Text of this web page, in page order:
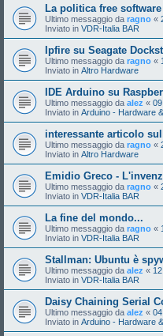
La politica free
Ultimo messaggio da ragno «
Inviato in VDR-Italia BAR
Ipfire su Seagate
Ultimo messaggio da ragno «
Inviato in Altro Hardware
IDE Arduino su
Ultimo messaggio da alez «
Inviato in Arduino - Hardware
interessante articolo
Ultimo messaggio da ragno «
Inviato in Altro Hardware
Emidio Greco -
Ultimo messaggio da ragno «
Inviato in VDR-Italia BAR
La fine del mondo...
Ultimo messaggio da ragno «
Inviato in VDR-Italia BAR
Stallman: Ubuntu è
Ultimo messaggio da alez «
Inviato in VDR-Italia BAR
Daisy Chaining Serial
Ultimo messaggio da alez «
Inviato in Arduino - Hardware